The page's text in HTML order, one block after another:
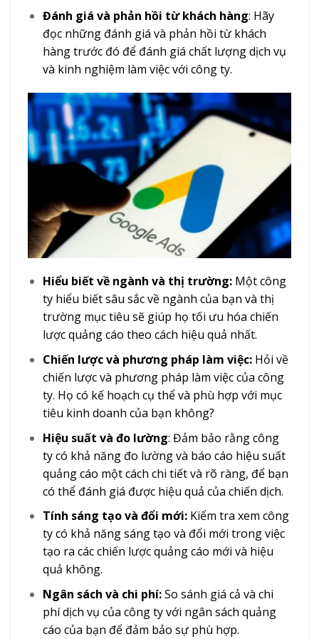
Đánh giá và phản hồi từ khách hàng: Hãy
đọc những đánh giá và phản hồi từ khách
hàng trước đó để đánh giá chất lượng dịch vụ
và kinh nghiệm làm việc với công ty.
Hiểu biết về ngành và thị trường:Một công
ty hiểu biết sâu sắc về ngành của bạn và thị
trường mục tiêu sẽ giúp họ tối ưu hóa chiến
lược quảng cáo theo cách hiệu quả nhất.
Chiến lược và phương pháp làm việc:Hỏi về
chiến lược và phương pháp làm việc của công
ty. Họ có kế hoạch cụ thể và phù hợp với mục
tiêu kinh doanh của bạn không?
Hiệu suất và đo lường: Đảm bảo rằng công
ty có khả năng đo lường và báo cáo hiệu suất
quảng cáo một cách chi tiết và rõ ràng, để bạn
có thể đánh giá được hiệu quả của chiến dịch.
Tính sáng tạo và đổi mới:Kiểm tra xem công
ty có khả năng sáng tạo và đổi mới trong việc
tạo ra các chiến lược quảng cáo mới và hiệu
quả không.
Ngân sách và chi phí:So sánh giá cả và chi
phí dịch vụ của công ty với ngân sách quảng
cáo của bạn để đảm bảo sự phù hợp.